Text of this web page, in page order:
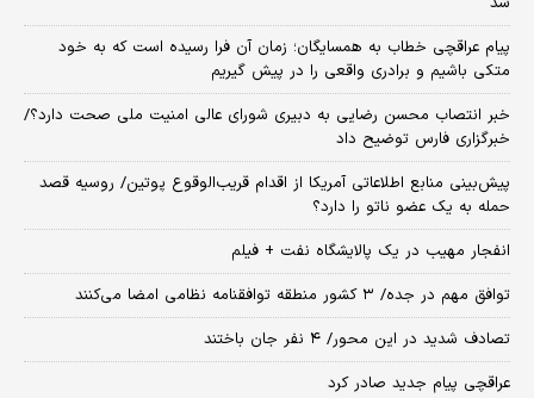
پیام عراقچی خطاب به همسایگان؛ زمان آن فرا رسیده است که به خود
متکی باشیم و برادری واقعی را در پیش گیریم
خبر انتصاب محسن رضایی به دبیری شورای عالی امنیت ملی صحت دارد؟/
خبرگزاری فارس توضیح داد
پیش‌بینی منابع اطلاعاتی آمریکا از اقدام قریب‌الوقوع پوتین/ روسیه قصد
حمله به یک عضو ناتو را دارد؟
انفجار مهیب در یک پالایشگاه نفت + فیلم
توافق مهم در جده/ ۳ کشور منطقه توافقنامه نظامی امضا می‌کنند
تصادف شدید در این محور/ ۴ نفر جان باختند
عراقچی پیام جدید صادر کرد